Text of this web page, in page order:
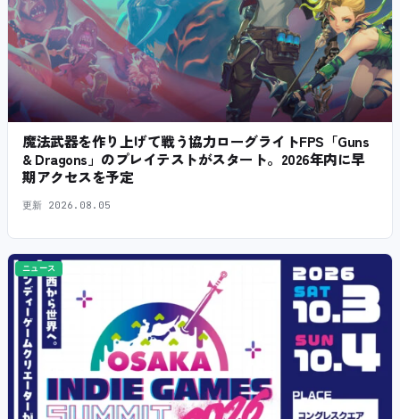
魔法武器を作り上げて戦う協力ローグライトFPS「Guns
& Dragons」のプレイテストがスタート。2026年内に早
期アクセスを予定
更新 2026.08.05
ニュース